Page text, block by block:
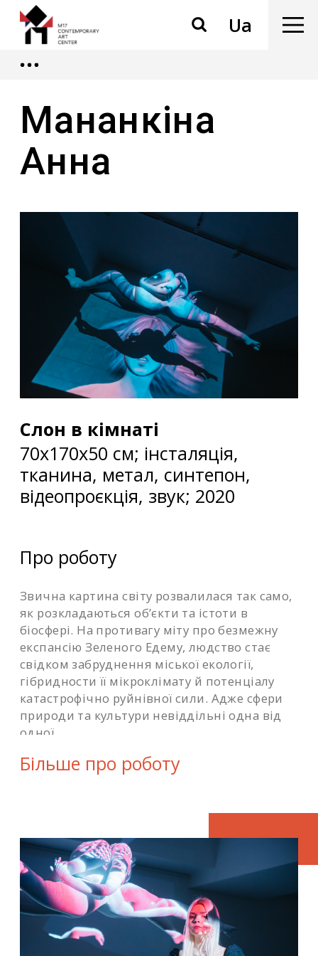
Ua
Мананкіна
Анна
Слон в кімнаті
70х170х50 см; інсталяція,
тканина, метал, синтепон,
відеопроєкція, звук; 2020
Про роботу
Звична картина світу розвалилася так само,
як розкладаються об’єкти та істоти в
біосфері. На противагу міту про безмежну
експансію Зеленого Едему, людство стає
свідком забруднення міської екології,
гібридности її мікроклімату й потенціалу
катастрофічно руйнівної сили. Адже сфери
природи та культури невіддільні одна від
одної.
Анна Мананкіна створила цей проєкт на
час соціальної ізоляції, вона заглибилася в
теоретичні дослідження, зокрема роботу
Фелікса Гваттарі «Три Екології» (1989), яка
вразила її актуальністю. Згадані у ній
проблеми істотно погіршилися, а
нерозривно пов’язані ментальні, соціальні
та екологічні аспекти життя зараз грають
Більше про роботу